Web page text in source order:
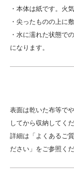
・本体は紙です。火
・尖ったものの上に
・水に濡れた状態で
になります。
表面は乾いた布等で
してから収納してくだ
詳細は「よくあるご
ださい」をご参照くだ